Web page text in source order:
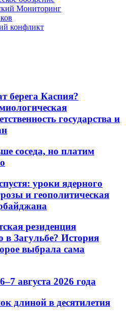
Мониторинг
конфликт
берега Каспия?
государства и
соседа, но платим
уроки ядерного
и геополитическая
резиденция
в Загульбе? История
выбрала сама
августа 2026 года
длиной в десятилетия